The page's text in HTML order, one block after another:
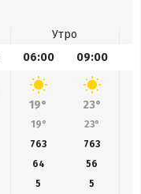
Утро
06:00 09:00
19° 23°
19° 23°
763 763
64 56
5
5